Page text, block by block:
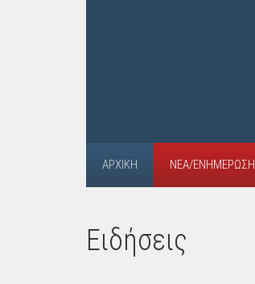
ΑΡΧΙΚΉ ΝΈΑ/ΕΝΗΜΈΡΩΣΗ
Ειδήσεις